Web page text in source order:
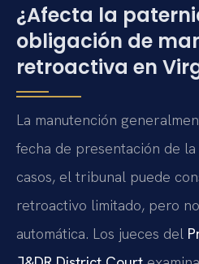
¿Afecta la
obligación de
retroactiva en
La manutención
fecha de presentación de
casos, el tribunal puede
retroactivo limitado, pero
automática. Los jueces del